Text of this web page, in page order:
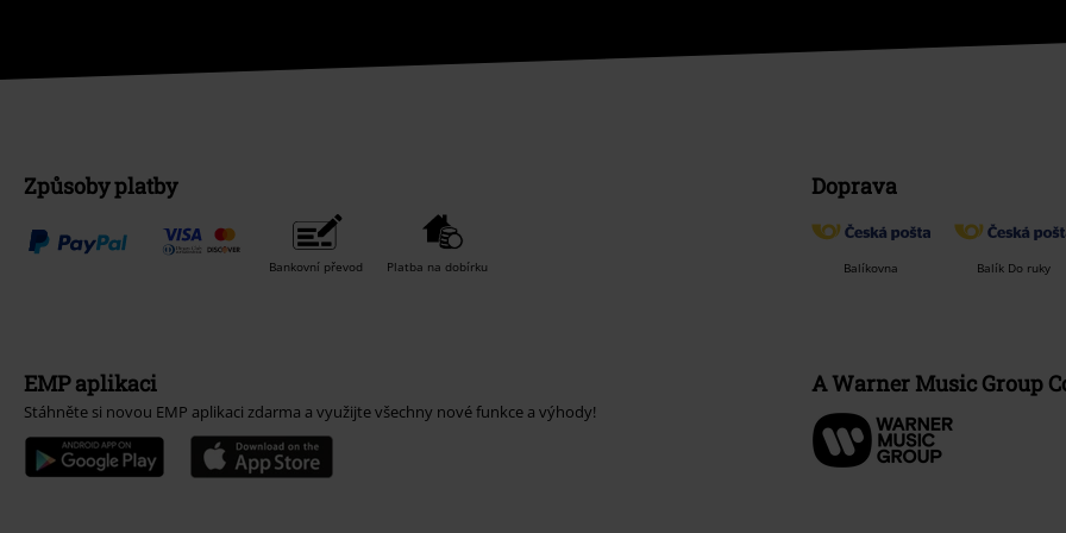
Způsoby platby
Bankovní převod Platba na dobírku
Doprava
Balíkovna Balík Do ruky
EMP aplikaci
Stáhněte si novou EMP aplikaci zdarma a využijte všechny nové funkce a výhody!
A Warner Music Group